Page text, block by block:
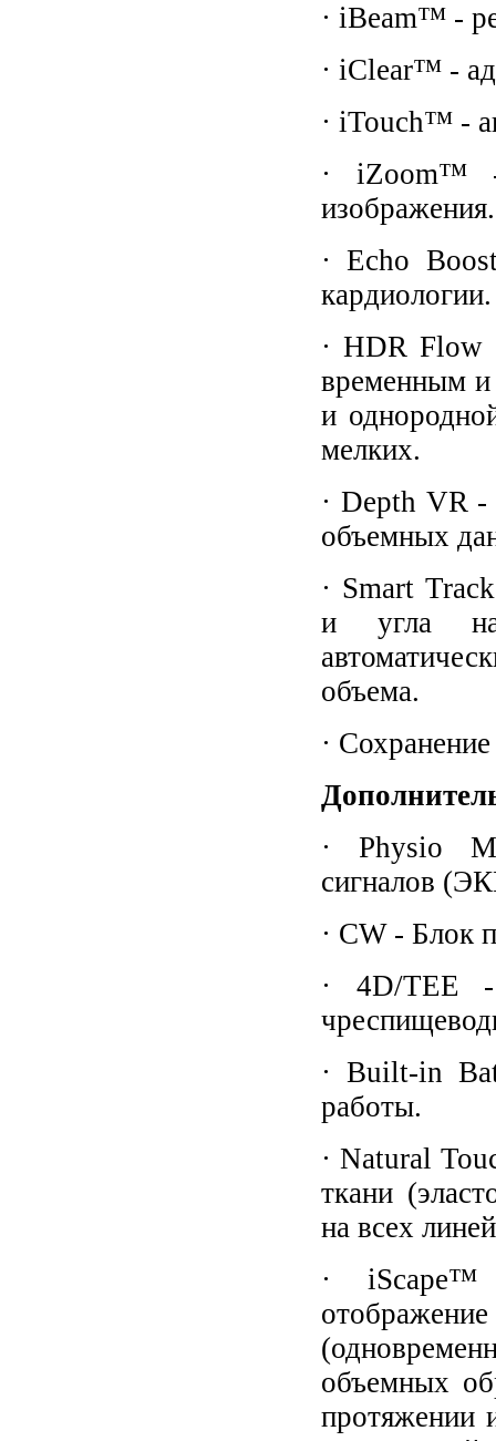
· iBeam™ -
· iClear™ -
· iTouch™ -
· iZoom™ -
изображения.
· Echo
кардиологии.
· HDR Flow
временным и
и
мелких.
· Depth VR -
объемных
· Smart
и угла
объема.
·
· Physio
сигналов
· CW - Блок
· 4D/TEE
· Built-in
работы.
· Natural
ткани
на всех
· iScape™
объемных
протяжении